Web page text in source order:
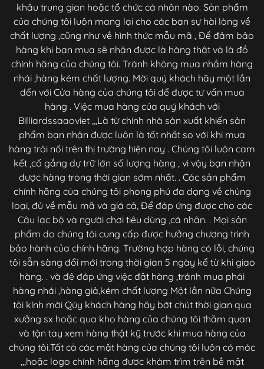
khâu trung gian hoặc tổ chức cá nhân nào. Sản phẩm
của chúng tôi luôn mang lại cho các bạn sự hài lòng về
chất lượng ,cũng như về hình thức mẫu mã , Để đảm bảo
hàng khi bạn mua sẽ nhận được là hàng thật và là đồ
chính hãng của chúng tôi. Tránh không mua nhầm hàng
nhái ,hàng kém chất lượng. Mời quý khách hãy một lần
đến với Cửa hàng của chúng tôi để được tư vấn mua
hàng . Việc mua hàng của quý khách với
Billiardssaaoviet ,,,Là từ chính nhà sản xuất khiến sản
phẩm bạn nhận được luôn là tốt nhất so với khi mua
hàng trôi nổi trên thị trường hiện nay . Chúng tôi luôn cam
kết ,cố gắng dự trữ lớn số lượng hàng , vì vậy bạn nhận
được hàng trong thời gian sớm nhất. . Các sản phẩm
chính hãng của chúng tôi phong phú đa dạng về chủng
loại, đủ về mẫu mã và giá cả, Để đáp ứng được cho các
Câu lạc bộ và người chơi tiêu dùng ,cá nhân. . Mọi sản
phẩm do chúng tôi cung cấp được hưởng chương trình
bảo hành của chính hãng. Trường hợp hàng có lỗi, chúng
tôi sẵn sàng đổi mới trong thời gian 5 ngày kể từ khi giao
hàng. . và đê đáp ứng việc đặt hàng ,tránh mua phải
hàng nhái ,hàng giả,kém chất lượng Một lần nữa Chúng
tôi kính mời Qúy khách hàng hãy bớt chút thời gian qua
xưởng sx hoặc qua kho hàng của chúng tôi thăm quan
và tận tay xem hàng thật kỹ trước khi mua hàng của
chúng tôi.Tất cả các mặt hàng của chúng tôi luôn có mác
,,,hoặc logo chính hãng đươc khảm trìm trên bề mặt